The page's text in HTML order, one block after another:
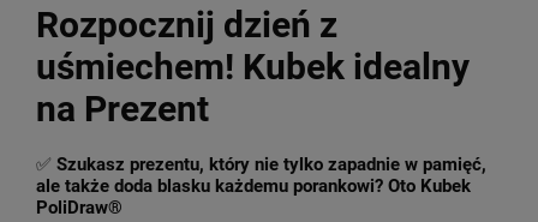
Rozpocznij dzień z
uśmiechem! Kubek idealny
na Prezent
✅ Szukasz prezentu, który nie tylko zapadnie w pamięć,
ale także doda blasku każdemu porankowi? Oto Kubek
PoliDraw®